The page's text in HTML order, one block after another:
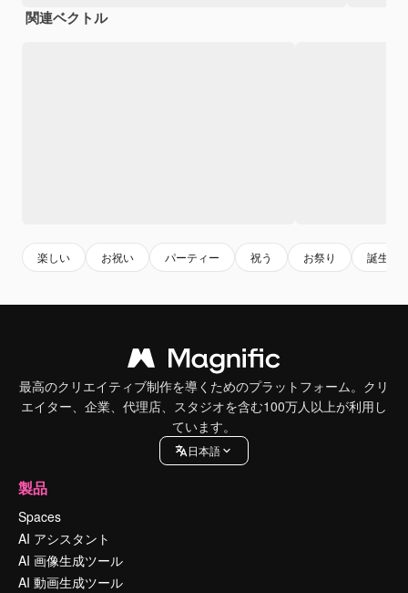
関連ベクトル
楽しい お祝い パーティー 祝う お祭り 誕生日
最高のクリエイティブ制作を導くためのプラットフォーム。クリ
エイター、企業、代理店、スタジオを含む100万人以上が利用し
ています。
日本語
製品
Spaces
AI アシスタント
AI 画像生成ツール
AI 動画生成ツール